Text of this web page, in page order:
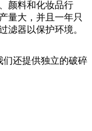
颜料和化妆品行
量大，并且一年只
滤器以保护环境。
们还提供独立的破碎